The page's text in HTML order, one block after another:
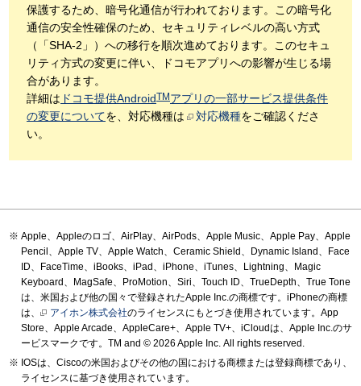
保護するため、暗号化通信が行われております。この暗号化
通信の安全性確保のため、セキュリティレベルの高い方式
（「SHA-2」）への移行を順次進めております。このセキュ
リティ方式の変更に伴い、ドコモアプリへの影響が生じる場
合があります。
詳細は ドコモ提供AndroidTM アプリの一部サービス提供条件
の変更についてを、対応機種は 対応機種をご確認くださ
い。
Apple、Appleのロゴ、AirPlay、AirPods、Apple Music、Apple Pay、Apple
Pencil、Apple TV、Apple Watch、Ceramic Shield、Dynamic Island、Face
ID、FaceTime、iBooks、iPad、iPhone、iTunes、Lightning、Magic
Keyboard、MagSafe、ProMotion、Siri、Touch ID、TrueDepth、True Tone
は、米国および他の国々で登録されたApple Inc.の商標です。iPhoneの商標
は、
アイホン株式会社のライセンスにもとづき使用されています。App
Store、Apple Arcade、AppleCare+、Apple TV+、iCloudは、Apple Inc.のサ
ービスマークです。TM and © 2026 Apple Inc. All rights reserved.
IOSは、Ciscoの米国およびその他の国における商標または登録商標であり、
ライセンスに基づき使用されています。